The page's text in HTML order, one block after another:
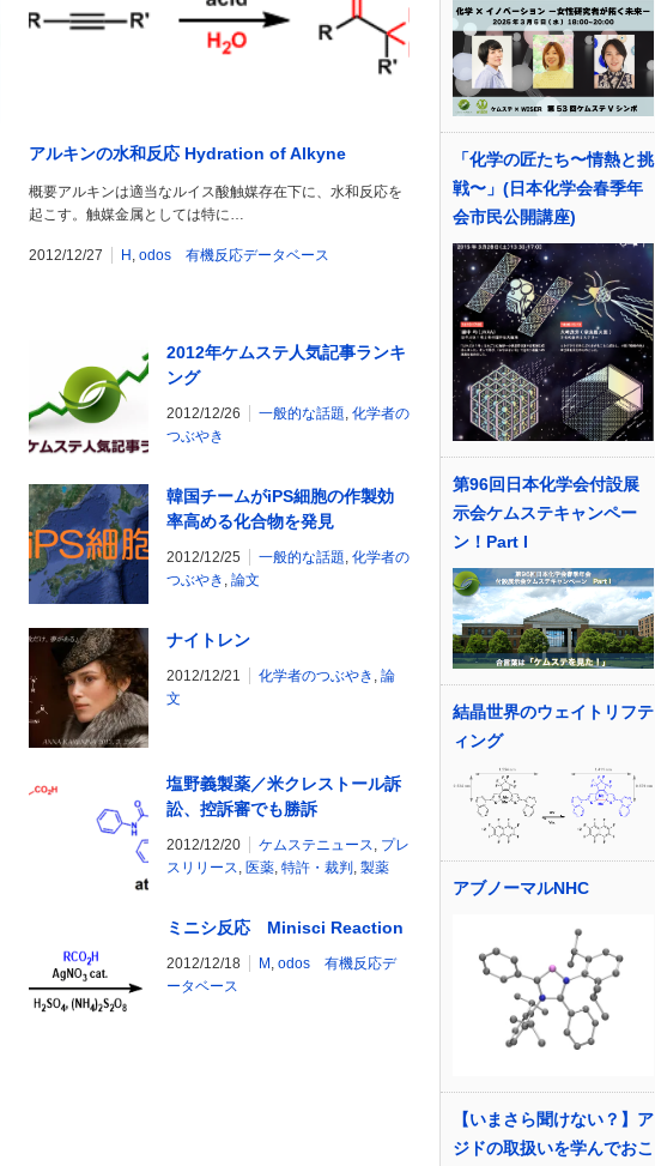
アルキンの水和反応 Hydration of Alkyne
概要アルキンは適当なルイス酸触媒存在下に、水和反応を
起こす。触媒金属としては特に…
2012/12/27 H , odos 有機反応データベース
2012年ケムステ人気記事ランキ
ング
2012/12/26 一般的な話題, 化学者の
つぶやき
韓国チームがiPS細胞の作製効
率高める化合物を発見
2012/12/25 一般的な話題, 化学者の
つぶやき , 論文
ナイトレン
2012/12/21 化学者のつぶやき , 論
文
塩野義製薬／米クレストール訴
訟、控訴審でも勝訴
2012/12/20 ケムステニュース, プレ
スリリース, 医薬, 特許・裁判 , 製薬
ミニシ反応 Minisci Reaction
2012/12/18 M , odos 有機反応デ
ータベース
「化学の匠たち〜情熱と挑
戦〜」(日本化学会春季年
会市民公開講座)
第96回日本化学会付設展
示会ケムステキャンペー
ン！Part I
結晶世界のウェイトリフテ
ィング
アブノーマルNHC
【いまさら聞けない？】ア
ジドの取扱いを学んでおこ